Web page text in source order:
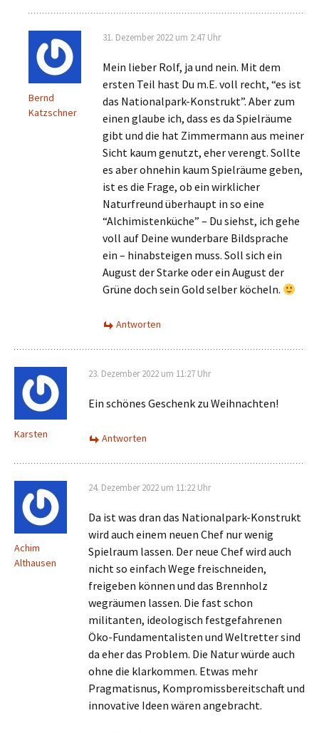
Bernd
Katzschner
31. Dezember 2022 um 2:47 Uhr
Mein lieber Rolf, ja und nein. Mit dem
ersten Teil hast Du m.E. voll recht, “es ist
das Nationalpark-Konstrukt”. Aber zum
einen glaube ich, dass es da Spielräume
gibt und die hat Zimmermann aus meiner
Sicht kaum genutzt, eher verengt. Sollte
es aber ohnehin kaum Spielräume geben,
ist es die Frage, ob ein wirklicher
Naturfreund überhaupt in so eine
“Alchimistenküche” – Du siehst, ich gehe
voll auf Deine wunderbare Bildsprache
ein – hinabsteigen muss. Soll sich ein
August der Starke oder ein August der
Grüne doch sein Gold selber köcheln.
Antworten
Karsten
23. Dezember 2022 um 11:27 Uhr
Ein schönes Geschenk zu Weihnachten!
Antworten
Achim
Althausen
24. Dezember 2022 um 11:22 Uhr
Da ist was dran das Nationalpark-Konstrukt
wird auch einem neuen Chef nur wenig
Spielraum lassen. Der neue Chef wird auch
nicht so einfach Wege freischneiden,
freigeben können und das Brennholz
wegräumen lassen. Die fast schon
militanten, ideologisch festgefahrenen
Öko-Fundamentalisten und Weltretter sind
da eher das Problem. Die Natur würde auch
ohne die klarkommen. Etwas mehr
Pragmatisnus, Kompromissbereitschaft und
innovative Ideen wären angebracht.